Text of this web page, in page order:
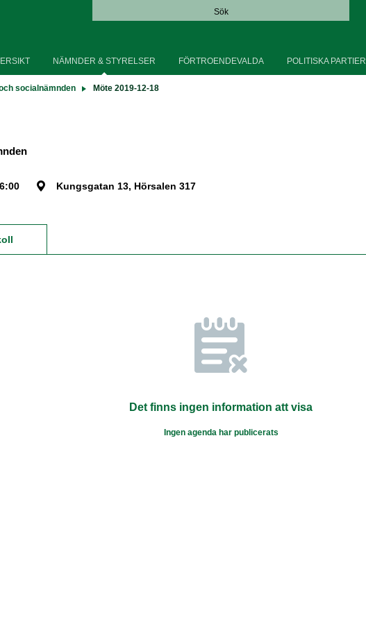
Sök
NÄMNDER & STYRELSER FÖRTROENDEVALDA POLITISKA PARTIER
socialnämnden Möte 2019-12-18
Kungsgatan 13, Hörsalen 317
Det finns ingen information att visa
Ingen agenda har publicerats